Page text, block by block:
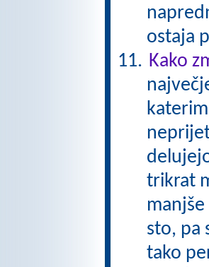
ostaja
Kako
trikrat
sto, pa
tako